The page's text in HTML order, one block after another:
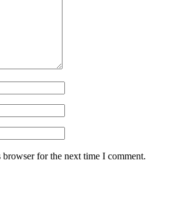
for the next time I comment.